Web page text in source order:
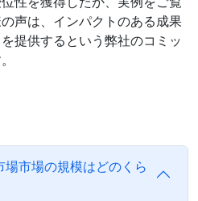
声は、インパクトのある成果
提供するという弊社のコミッ
場市場の規模はどのくら